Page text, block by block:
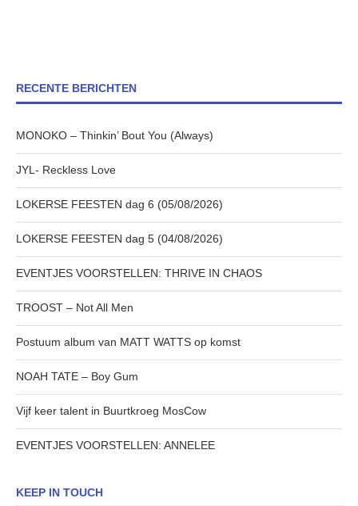
RECENTE BERICHTEN
MONOKO – Thinkin’ Bout You (Always)
JYL- Reckless Love
LOKERSE FEESTEN dag 6 (05/08/2026)
LOKERSE FEESTEN dag 5 (04/08/2026)
EVENTJES VOORSTELLEN: THRIVE IN CHAOS
TROOST – Not All Men
Postuum album van MATT WATTS op komst
NOAH TATE – Boy Gum
Vijf keer talent in Buurtkroeg MosCow
EVENTJES VOORSTELLEN: ANNELEE
KEEP IN TOUCH